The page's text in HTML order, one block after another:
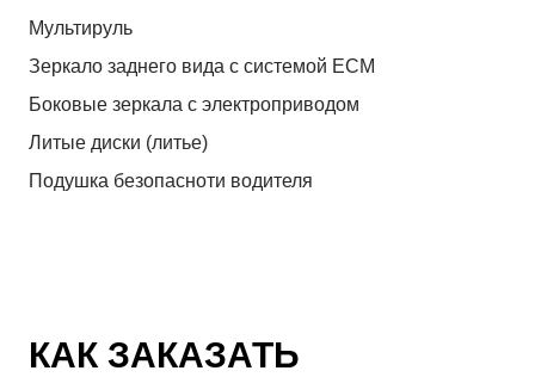
Мультируль
Зеркало заднего вида с системой ЕСМ
Боковые зеркала с электроприводом
Литые диски (литье)
Подушка безопасноти водителя
КАК ЗАКАЗАТЬ